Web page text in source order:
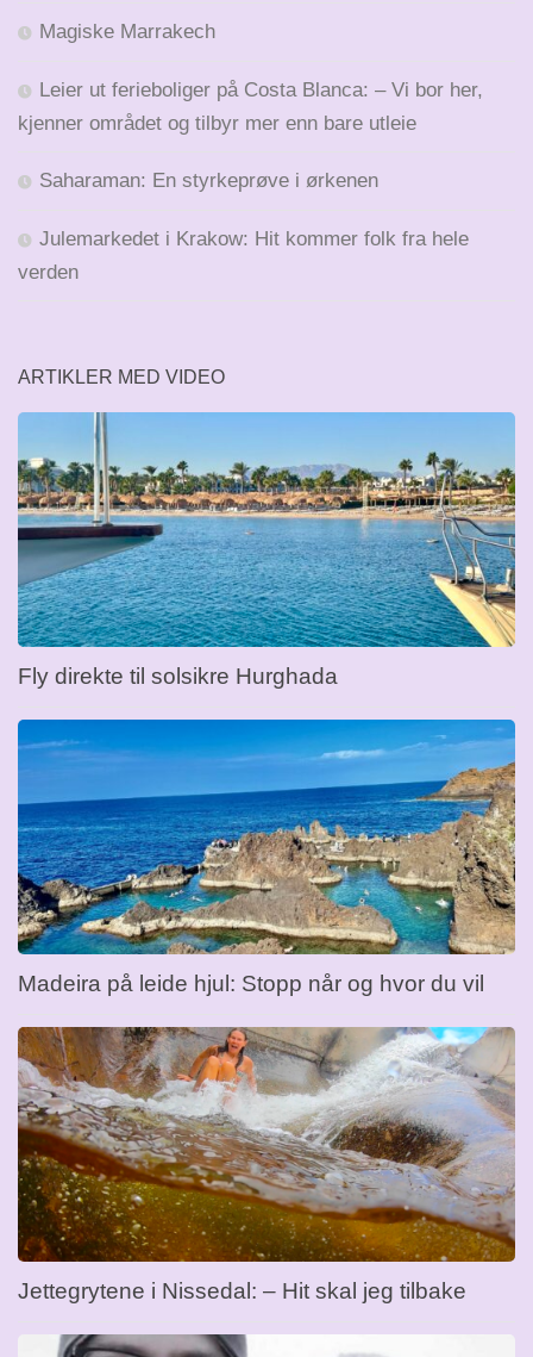
Magiske Marrakech
Leier ut ferieboliger på Costa Blanca: – Vi bor her,
kjenner området og tilbyr mer enn bare utleie
Saharaman: En styrkeprøve i ørkenen
Julemarkedet i Krakow: Hit kommer folk fra hele
verden
ARTIKLER MED VIDEO
Fly direkte til solsikre Hurghada
Madeira på leide hjul: Stopp når og hvor du vil
Jettegrytene i Nissedal: – Hit skal jeg tilbake